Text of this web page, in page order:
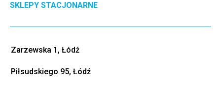
SKLEPY STACJONARNE
Zarzewska 1, Łódź
Piłsudskiego 95, Łódź